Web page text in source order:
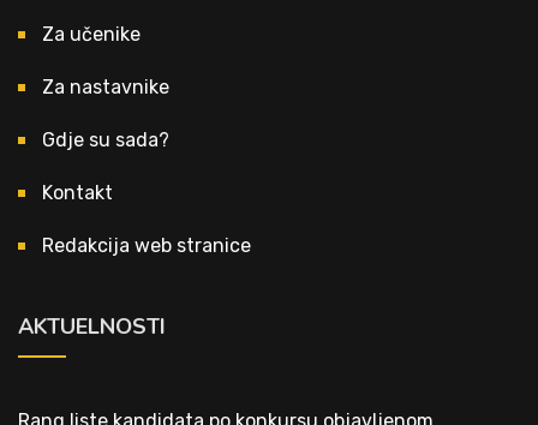
Za učenike
Za nastavnike
Gdje su sada?
Kontakt
Redakcija web stranice
AKTUELNOSTI
Rang liste kandidata po konkursu objavljenom